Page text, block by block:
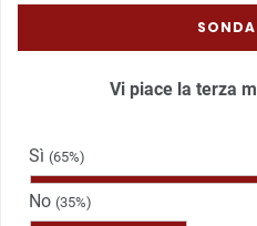
Vi piace la terza
Sì (65%)
No (35%)